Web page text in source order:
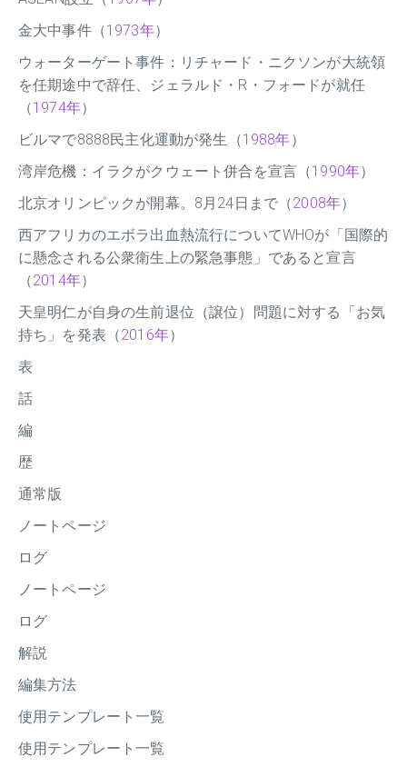
金大中事件（1973年）
ウォーターゲート事件：リチャード・ニクソンが大統領
を任期途中で辞任、ジェラルド・R・フォードが就任
（1974年）
ビルマで8888民主化運動が発生（1988年）
湾岸危機：イラクがクウェート併合を宣言（1990年）
北京オリンピックが開幕。8月24日まで（2008年）
西アフリカのエボラ出血熱流行についてWHOが「国際的
に懸念される公衆衛生上の緊急事態」であると宣言
（2014年）
天皇明仁が自身の生前退位（譲位）問題に対する「お気
持ち」を発表（2016年）
表
話
編
歴
通常版
ノートページ
ログ
ノートページ
ログ
解説
編集方法
使用テンプレート一覧
使用テンプレート一覧